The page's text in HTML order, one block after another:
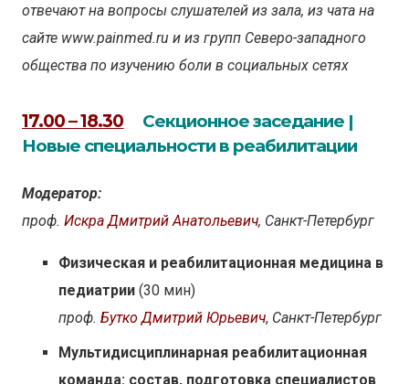
отвечают на вопросы слушателей из зала, из чата на
сайте www.painmed.ru и из групп Северо-западного
общества по изучению боли в социальных сетях
17.00 – 18.30
Секционное заседание |
Новые специальности в реабилитации
Модератор:
проф. Искра Дмитрий Анатольевич, Санкт-Петербург
Физическая и реабилитационная медицина в
педиатрии (30 мин)
проф. Бутко Дмитрий Юрьевич, Санкт-Петербург
Мультидисциплинарная реабилитационная
команда: состав, подготовка специалистов